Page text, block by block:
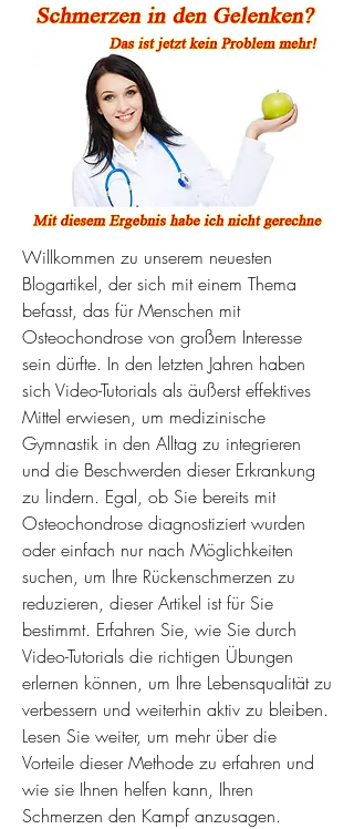
Willkommen zu unserem neuesten
Blogartikel, der sich mit einem Thema
befasst, das für Menschen mit
Osteochondrose von großem Interesse
sein dürfte. In den letzten Jahren haben
sich Video-Tutorials als äußerst effektives
Mittel erwiesen, um medizinische
Gymnastik in den Alltag zu integrieren
und die Beschwerden dieser Erkrankung
zu lindern. Egal, ob Sie bereits mit
Osteochondrose diagnostiziert wurden
oder einfach nur nach Möglichkeiten
suchen, um Ihre Rückenschmerzen zu
reduzieren, dieser Artikel ist für Sie
bestimmt. Erfahren Sie, wie Sie durch
Video-Tutorials die richtigen Übungen
erlernen können, um Ihre Lebensqualität zu
verbessern und weiterhin aktiv zu bleiben.
Lesen Sie weiter, um mehr über die
Vorteile dieser Methode zu erfahren und
wie sie Ihnen helfen kann, Ihren
Schmerzen den Kampf anzusagen.